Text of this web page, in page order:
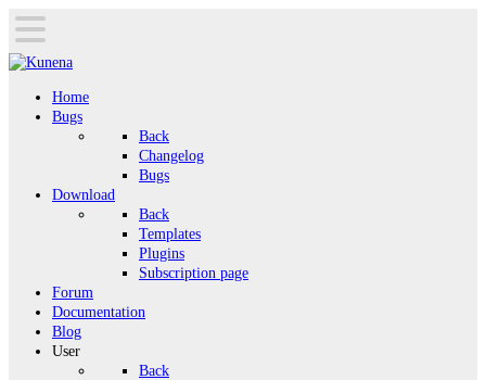
Home
Bugs
Back
Changelog
Bugs
Download
Back
Templates
Plugins
Subscription page
Forum
Documentation
Blog
User
Back